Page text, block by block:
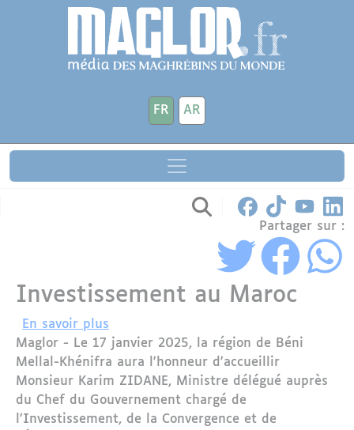
Aller au contenu principal
FR AR
Partager sur :
Investissement au Maroc
En savoir plus
Maglor - Le 17 janvier 2025, la région de Béni
Mellal-Khénifra aura l'honneur d'accueillir
Monsieur Karim ZIDANE, Ministre délégué auprès
du Chef du Gouvernement chargé de
l'Investissement, de la Convergence et de
Panneau de gestion des cookies